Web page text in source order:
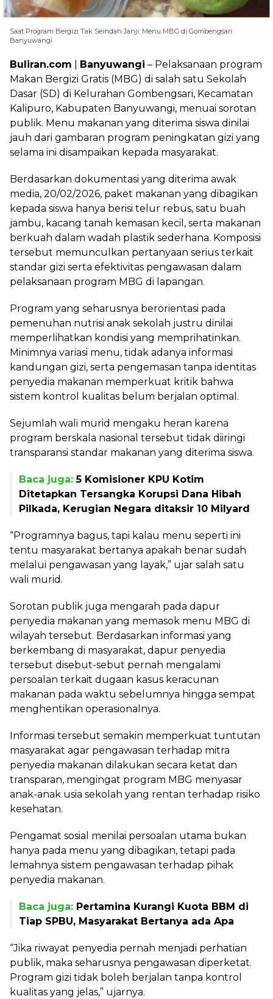
Saat Program Bergizi Tak Seindah Janji: Menu MBG di Gombengsari
Banyuwangi
Buliran.com Banyuwangi – Pelaksanaan program
Makan Bergizi Gratis (MBG) di salah satu Sekolah
Dasar (SD) di Kelurahan Gombengsari, Kecamatan
Kalipuro, Kabupaten Banyuwangi, menuai sorotan
publik. Menu makanan yang diterima siswa dinilai
jauh dari gambaran program peningkatan gizi yang
selama ini disampaikan kepada masyarakat.
Berdasarkan dokumentasi yang diterima awak
media, 20/02/2026, paket makanan yang dibagikan
kepada siswa hanya berisi telur rebus, satu buah
jambu, kacang tanah kemasan kecil, serta makanan
berkuah dalam wadah plastik sederhana. Komposisi
tersebut memunculkan pertanyaan serius terkait
standar gizi serta efektivitas pengawasan dalam
pelaksanaan program MBG di lapangan.
Program yang seharusnya berorientasi pada
pemenuhan nutrisi anak sekolah justru dinilai
memperlihatkan kondisi yang memprihatinkan.
Minimnya variasi menu, tidak adanya informasi
kandungan gizi, serta pengemasan tanpa identitas
penyedia makanan memperkuat kritik bahwa
sistem kontrol kualitas belum berjalan optimal.
Sejumlah wali murid mengaku heran karena
program berskala nasional tersebut tidak diiringi
transparansi standar makanan yang diterima siswa.
Baca juga:5 Komisioner KPU Kotim
Ditetapkan Tersangka Korupsi Dana Hibah
Pilkada, Kerugian Negara ditaksir 10 Milyard
“Programnya bagus, tapi kalau menu seperti ini
tentu masyarakat bertanya apakah benar sudah
melalui pengawasan yang layak,” ujar salah satu
wali murid.
Sorotan publik juga mengarah pada dapur
penyedia makanan yang memasok menu MBG di
wilayah tersebut. Berdasarkan informasi yang
berkembang di masyarakat, dapur penyedia
tersebut disebut-sebut pernah mengalami
persoalan terkait dugaan kasus keracunan
makanan pada waktu sebelumnya hingga sempat
menghentikan operasionalnya.
Informasi tersebut semakin memperkuat tuntutan
masyarakat agar pengawasan terhadap mitra
penyedia makanan dilakukan secara ketat dan
transparan, mengingat program MBG menyasar
anak-anak usia sekolah yang rentan terhadap risiko
kesehatan.
Pengamat sosial menilai persoalan utama bukan
hanya pada menu yang dibagikan, tetapi pada
lemahnya sistem pengawasan terhadap pihak
penyedia makanan.
Baca juga: Pertamina Kurangi Kuota BBM di
Tiap SPBU, Masyarakat Bertanya ada Apa
“Jika riwayat penyedia pernah menjadi perhatian
publik, maka seharusnya pengawasan diperketat.
Program gizi tidak boleh berjalan tanpa kontrol
kualitas yang jelas,” ujarnya.